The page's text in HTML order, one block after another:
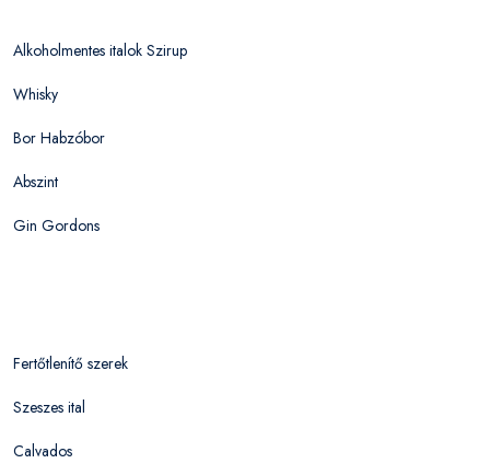
Alkoholmentes italok Szirup
Whisky
Bor Habzóbor
Abszint
Gin Gordons
Fertőtlenítő szerek
Szeszes ital
Calvados